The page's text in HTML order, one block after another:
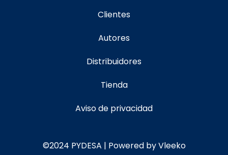
Clientes
Autores
Distribuidores
Tienda
Aviso de privacidad
©2024 PYDESA | Powered by Vleeko